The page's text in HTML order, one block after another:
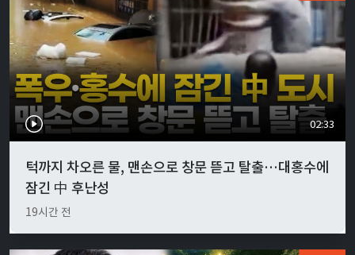
02:33
턱까지 차오른 물, 맨손으로 창문 뜯고 탈출…대홍수에
잠긴 中 후난성
19시간 전